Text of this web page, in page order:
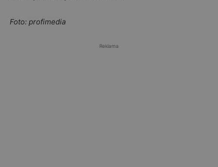
Foto: profimedia
Reklama